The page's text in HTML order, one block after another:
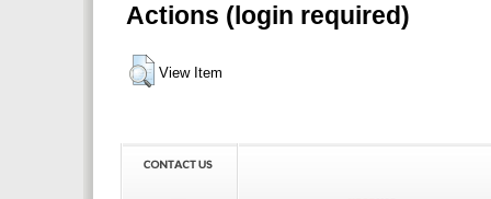
Actions (login required)
View Item